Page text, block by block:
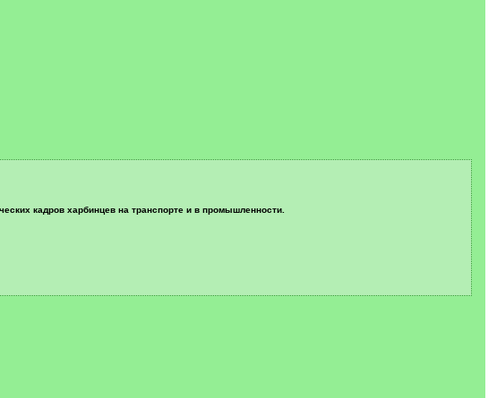
кадров харбинцев на транспорте и в промышленности.